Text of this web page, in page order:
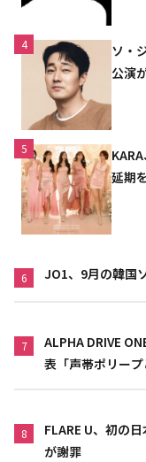
4
ソ・
公演
5
延期
6 JO1、9月の韓国
7
ALPHA DRIVE
表「声帯ポリー
8
FLARE U、初の
が謝罪